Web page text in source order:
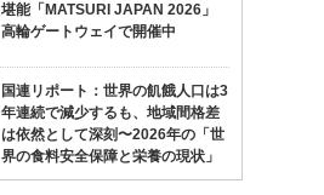
堪能「MATSURI JAPAN 2026」
高輪ゲートウェイで開催中
国連リポート：世界の飢餓人口は3
年連続で減少するも、地域間格差
は依然として深刻〜2026年の「世
界の食料安全保障と栄養の現状」